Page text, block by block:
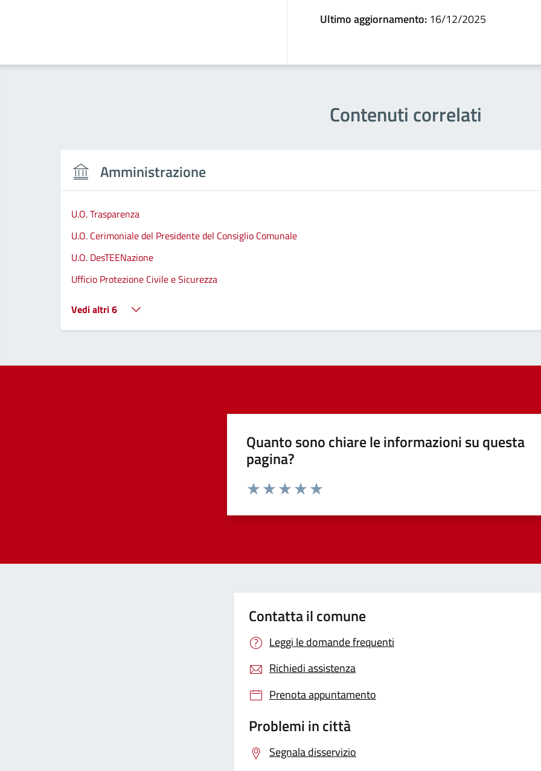
Ultimo aggiornamento: 16/12/2025
Contenuti correlati
Amministrazione
U.O. Trasparenza
U.O. Cerimoniale del Presidente del Consiglio Comunale
U.O. DesTEENazione
Ufficio Protezione Civile e Sicurezza
Vedi altri 6
Quanto sono chiare le informazioni su questa
pagina?
Contatta il comune
Leggi le domande frequenti
Richiedi assistenza
Prenota appuntamento
Problemi in città
Segnala disservizio